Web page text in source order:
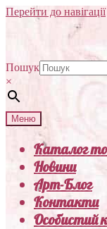
Перейти до навігації
Пошук
×
Меню
Каталог
Новини
Арт-Блог
Контакти
Особистий